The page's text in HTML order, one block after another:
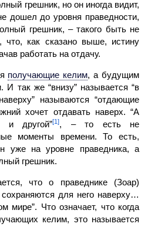
грешник, но он иногда видит,
дошел до уровня пра­ведности,
грешник, – такого быть не
как сказано выше, истину
работать на отдачу.
получающие келим, а будущим
так же “внизу” называется “в
называются “отдающие
хочет отдавать наверх. “А
и другой”[1], – то есть не
моменты времени. То есть,
уже на уровне праведника, а
грешник.
что о праведнике (Зоар)
сохра­няются для него наверху…
мире”. Что означает, что когда
келим, это называется